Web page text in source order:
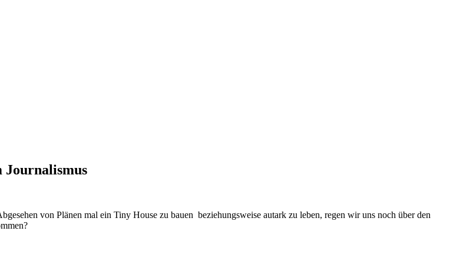
Journalismus
von Plänen mal ein Tiny House zu bauen beziehungsweise autark zu leben, regen wir uns noch über den